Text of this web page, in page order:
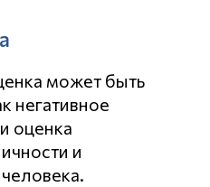
может быть
негативное
оценка
и